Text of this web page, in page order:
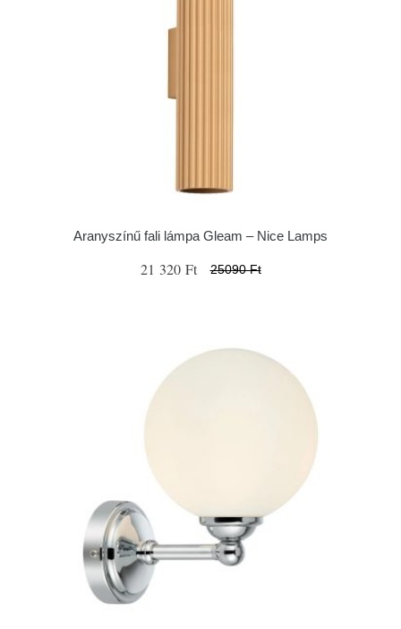
Aranyszínű fali lámpa Gleam – Nice Lamps
21 320 Ft 25090 Ft